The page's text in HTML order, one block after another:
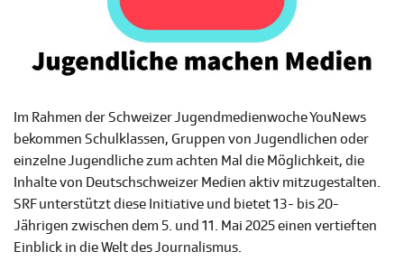
Im Rahmen der Schweizer Jugendmedienwoche YouNews
bekommen Schulklassen, Gruppen von Jugendlichen oder
einzelne Jugendliche zum achten Mal die Möglichkeit, die
Inhalte von Deutschschweizer Medien aktiv mitzugestalten.
SRF unterstützt diese Initiative und bietet 13- bis 20-
Jährigen zwischen dem 5. und 11. Mai 2025 einen vertieften
Einblick in die Welt des Journalismus.